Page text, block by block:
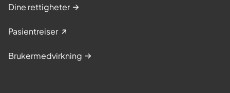
Dine rettigheter
Pasientreiser
Brukermedvirkning